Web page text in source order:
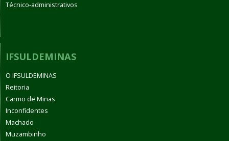
Técnico-administrativos
IFSULDEMINAS
O IFSULDEMINAS
Reitoria
Carmo de Minas
Inconfidentes
Machado
Muzambinho